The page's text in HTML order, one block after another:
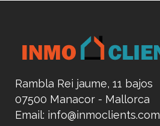
Rambla Rei jaume, 11 bajos
07500 Manacor - Mallorca
Email: info@inmoclients.com